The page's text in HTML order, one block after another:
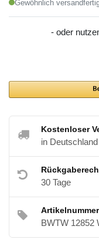
Gewöhnlich
- oder
Kostenloser
in Deutschland
30 Tage
Artikelnummer
BWTW 12852